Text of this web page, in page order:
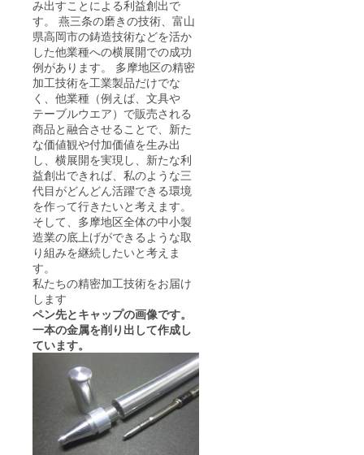
み出すことによる利益創出で
す。 燕三条の磨きの技術、富山
県高岡市の鋳造技術などを活か
した他業種への横展開での成功
例があります。 多摩地区の精密
加工技術を工業製品だけでな
く、他業種（例えば、文具や
テーブルウエア）で販売される
商品と融合させることで、新た
な価値観や付加価値を生み出
し、横展開を実現し、新たな利
益創出できれば、私のような三
代目がどんどん活躍できる環境
を作って行きたいと考えます。
そして、多摩地区全体の中小製
造業の底上げができるような取
り組みを継続したいと考えま
す。
私たちの精密加工技術をお届け
します
ペン先とキャップの画像です。
一本の金属を削り出して作成し
ています。